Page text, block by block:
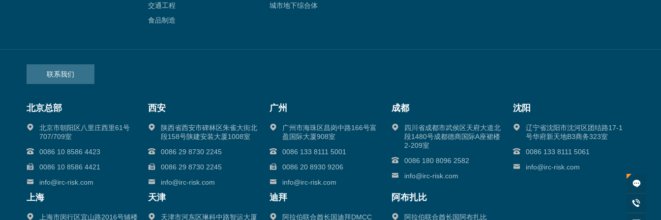
交通工程
城市地下综合体
食品制造
联系我们
北京总部
北京市朝阳区八里庄西里61号
707/709室
0086 10 8586 4423
0086 10 8586 4421
info@irc-risk.com
西安
陕西省西安市碑林区朱雀大街北
段158号陕建安装大厦1008室
0086 29 8730 2245
0086 29 8730 2245
info@irc-risk.com
广州
广州市海珠区昌岗中路166号富
盈国际大厦908室
0086 133 8111 5001
0086 20 8930 9206
info@irc-risk.com
成都
四川省成都市武侯区天府大道北
段1480号成都德商国际A座裙楼
2-209室
0086 180 8096 2582
info@irc-risk.com
沈阳
辽宁省沈阳市沈河区团结路17-1
号华府新天地B3商务323室
0086 133 8111 5061
info@irc-risk.com
上海
上海市闵行区宜山路2016号辅楼
天津
天津市河东区琳科中路智运大厦
迪拜
阿拉伯联合酋长国迪拜DMCC
阿布扎比
阿拉伯联合酋长国阿布扎比